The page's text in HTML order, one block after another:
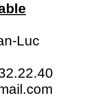
Luc